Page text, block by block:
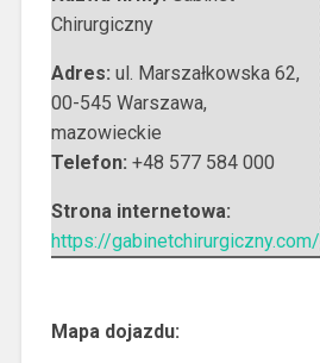
Chirurgiczny
Adres: ul. Marszałkowska 62,
00-545 Warszawa,
mazowieckie
Telefon: +48 577 584 000
Strona internetowa:
https://gabinetchirurgiczny.com/
Mapa dojazdu: